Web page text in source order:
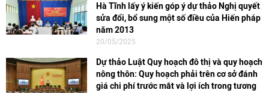
Hà Tĩnh lấy ý kiến góp ý dự thảo Nghị quyết
sửa đổi, bổ sung một số điều của Hiến pháp
năm 2013
20/05/2025
Dự thảo Luật Quy hoạch đô thị và quy hoạch
nông thôn: Quy hoạch phải trên cơ sở đánh
giá chi phí trước mắt và lợi ích trong tương